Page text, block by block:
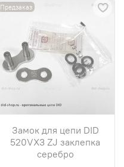
Предзаказ
Замок для цепи DID
520VX3 ZJ заклепка
серебро